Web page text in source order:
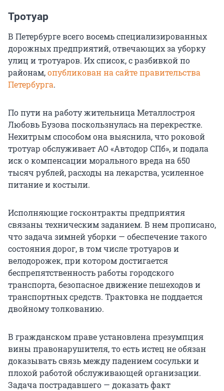
Тротуар
В Петербурге всего восемь специализированных
дорожных предприятий, отвечающих за уборку
улиц и тротуаров. Их список, с разбивкой по
районам,опубликован на сайте правительства
Петербурга.
По пути на работу жительница Металлостроя
Любовь Бузова поскользнулась на перекрестке.
Нехитрым способом она выяснила, что роковой
тротуар обслуживает АО «Автодор СПб», и подала
иск о компенсации морального вреда на 650
тысяч рублей, расходы на лекарства, усиленное
питание и костыли.
Исполняющие госконтракты предприятия
связаны техническим заданием. В нем прописано,
что задача зимней уборки — обеспечение такого
состояния дорог, в том числе тротуаров и
велодорожек, при котором достигается
беспрепятственность работы городского
транспорта, безопасное движение пешеходов и
транспортных средств. Трактовка не поддается
двойному толкованию.
В гражданском праве установлена презумпция
вины правонарушителя, то есть истец не обязан
доказывать связь между падением сосульки и
плохой работой обслуживающей организации.
Задача пострадавшего — доказать факт